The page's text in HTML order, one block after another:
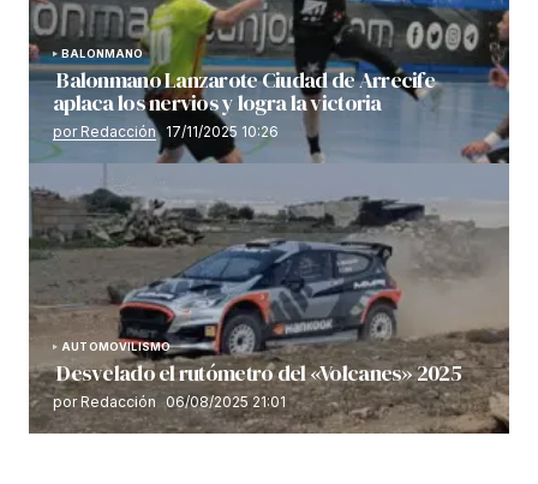
BALONMANO
Balonmano Lanzarote Ciudad de Arrecife
aplaca los nervios y logra la victoria
por Redacción 17/11/2025 10:26
AUTOMOVILISMO
Desvelado el rutómetro del «Volcanes» 2025
por Redacción 06/08/2025 21:01